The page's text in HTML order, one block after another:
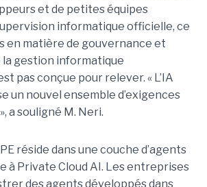
et de petites équipes
informatique officielle, ce
en matière de gouvernance et
la gestion informatique
pas conçue pour relever. « L’IA
un nouvel ensemble d’exigences
a souligné M. Neri.
réside dans une couche d’agents
à Private Cloud AI. Les entreprises
des agents développés dans